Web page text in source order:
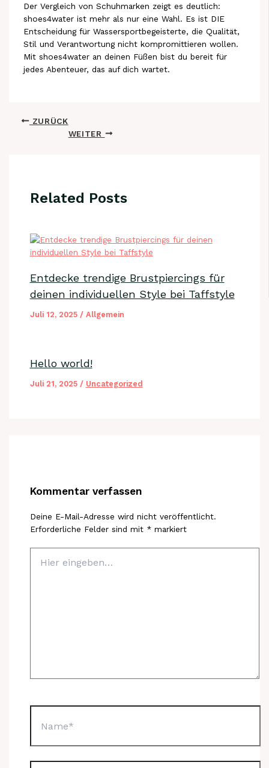
Der Vergleich von Schuhmarken zeigt es deutlich:
shoes4water ist mehr als nur eine Wahl. Es ist DIE
Entscheidung für Wassersportbegeisterte, die Qualität,
Stil und Verantwortung nicht kompromittieren wollen.
Mit shoes4water an deinen Füßen bist du bereit für
jedes Abenteuer, das auf dich wartet.
ZURÜCK
WEITER
Related Posts
Entdecke trendige Brustpiercings für
deinen individuellen Style bei Taffstyle
Juli 12, 2025 / Allgemein
Hello world!
Juli 21, 2025 / Uncategorized
Kommentar verfassen
Deine E-Mail-Adresse wird nicht veröffentlicht.
Erforderliche Felder sind mit *markiert
eingeben…